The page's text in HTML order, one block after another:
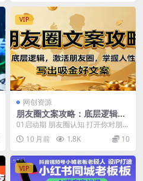
VIP
网创资源
朋友圈文案攻略：底层逻辑，
激活朋友圈，掌握人性，写出
吸金好文案
01启动期 朋友圈认知 打开你对朋友
圈的新世界 朋友圈用途 让你知道朋
友圈文案收...
10 月前 1.8K 10
VIP